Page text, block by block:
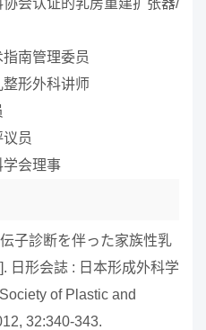
南管理委员
整形外科讲师
员
学会理事
子診断を伴った家族性乳
日形会誌 : 日本形成外科学
of Plastic and
32:340-343.